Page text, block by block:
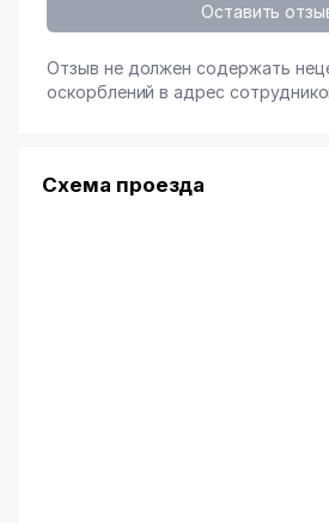
Оставить
Отзыв не должен содержать
оскорблений в адрес
Схема проезда